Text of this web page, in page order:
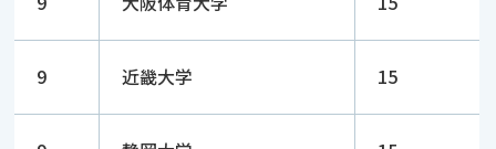
9 近畿大学 15